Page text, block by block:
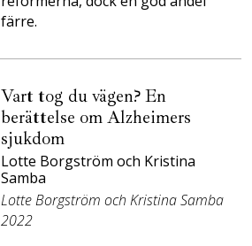
färre.
Vart tog du vägen? En
berättelse om Alzheimers
sjukdom
Lotte Borgström och Kristina
Samba
Lotte Borgström och Kristina Samba
2022